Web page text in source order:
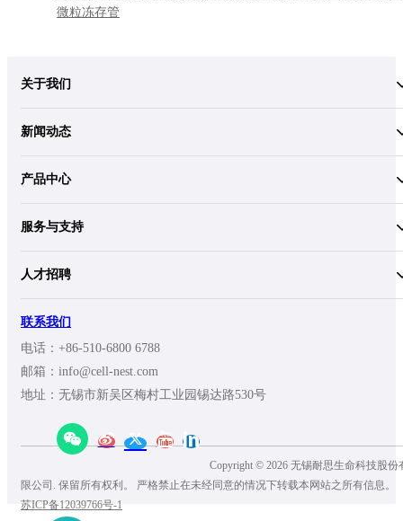
微粒冻存管
关于我们
新闻动态
产品中心
服务与支持
人才招聘
联系我们
电话：+86-510-6800 6788
邮箱：info@cell-nest.com
地址：无锡市新吴区梅村工业园锡达路530号
Copyright © 2026 无锡耐思生命科技股份
限公司. 保留所有权利。 严格禁止在未经同意的情况下转载本网站之所有信息。
苏ICP备12039766号-1